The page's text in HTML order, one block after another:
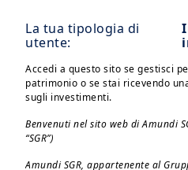
La tua tipologia di
utente:
Accedi a questo sito se gestisci
patrimonio o se stai ricevendo
sugli investimenti.
Benvenuti nel sito web di Amundi
“SGR”)
Amundi SGR, appartenente al